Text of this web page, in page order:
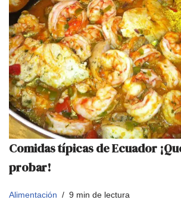
Comidas típicas de Ecuador
probar!
Alimentación 9 min de lectura